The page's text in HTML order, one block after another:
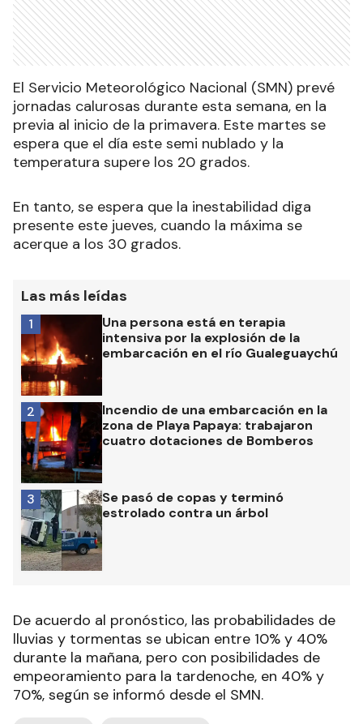
El Servicio Meteorológico Nacional (SMN) prevé
jornadas calurosas durante esta semana, en la
previa al inicio de la primavera. Este martes se
espera que el día este semi nublado y la
temperatura supere los 20 grados.
En tanto, se espera que la inestabilidad diga
presente este jueves, cuando la máxima se
acerque a los 30 grados.
Las más leídas
Una persona está en terapia
intensiva por la explosión de la
embarcación en el río Gualeguaychú
1
Incendio de una embarcación en la
zona de Playa Papaya: trabajaron
cuatro dotaciones de Bomberos
2
Se pasó de copas y terminó
estrolado contra un árbol
3
De acuerdo al pronóstico, las probabilidades de
lluvias y tormentas se ubican entre 10% y 40%
durante la mañana, pero con posibilidades de
empeoramiento para la tardenoche, en 40% y
70%, según se informó desde el SMN.